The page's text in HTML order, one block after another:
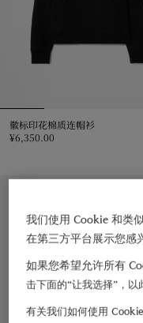
徽标印花棉质连帽衫
¥6,350.00
我们使用 Cookie 和类
在第三方平台展示您感
如果您希望允许所有
击下面的“让我选择”，以
有关我们如何使用